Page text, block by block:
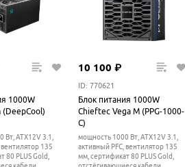
1000W
(DeepCool)
ATX12V 3.1,
135
80 PLUS Gold,
10 100 ₽
ID: 770621
Блок питания 1000W
Chieftec Vega M (PPG-1000-
C)
мощность 1000 Вт, ATX12V 3.1,
активный PFC, вентилятор 135
мм, cертификат 80 PLUS Gold,